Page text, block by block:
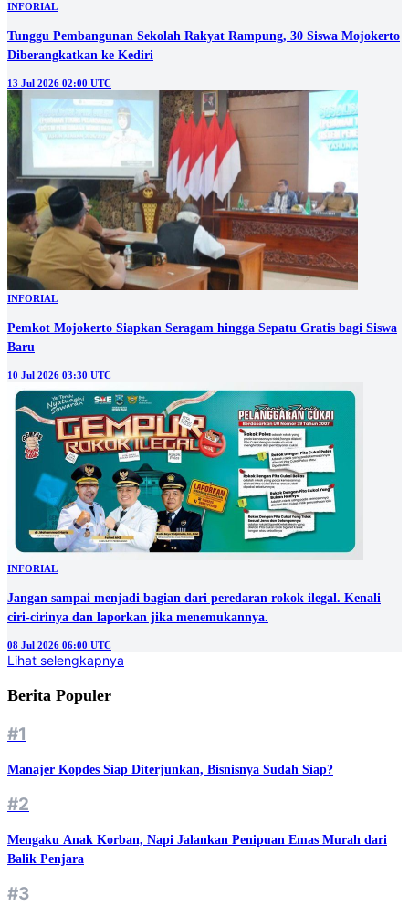
INFORIAL
Tunggu Pembangunan Sekolah Rakyat Rampung, 30 Siswa Mojokerto
Diberangkatkan ke Kediri
13 Jul 2026 02:00 UTC
INFORIAL
Pemkot Mojokerto Siapkan Seragam hingga Sepatu Gratis bagi Siswa
Baru
10 Jul 2026 03:30 UTC
INFORIAL
Jangan sampai menjadi bagian dari peredaran rokok ilegal. Kenali
ciri-cirinya dan laporkan jika menemukannya.
08 Jul 2026 06:00 UTC
Lihat selengkapnya
Berita Populer
#1
Manajer Kopdes Siap Diterjunkan, Bisnisnya Sudah Siap?
#2
Mengaku Anak Korban, Napi Jalankan Penipuan Emas Murah dari
Balik Penjara
#3